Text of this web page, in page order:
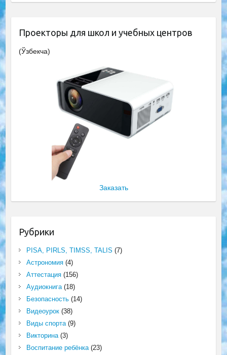
Проекторы для школ и учебных центров
(Ўзбекча)
Заказать
Рубрики
PISA, PIRLS, TIMSS, TALIS (7)
Астрономия(4)
Аттестация(156)
Аудиокнига(18)
Безопасность(14)
Видеоурок(38)
Виды спорта(9)
Викторина(3)
Воспитание ребёнка(23)